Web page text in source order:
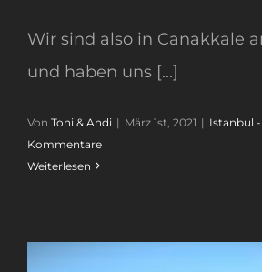
Wir sind also in Canakkale
und haben uns [...]
Von Toni & Andi | März 1st, 2021 | Istanbul
Kommentare
Weiterlesen